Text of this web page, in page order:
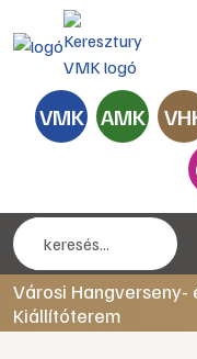
VMK AMK
Városi Hangverseny-
Kiállítóterem